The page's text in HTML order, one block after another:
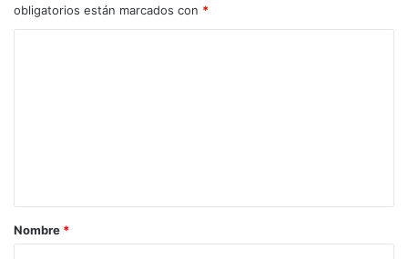
obligatorios están marcados con *
a
r
Nombre *